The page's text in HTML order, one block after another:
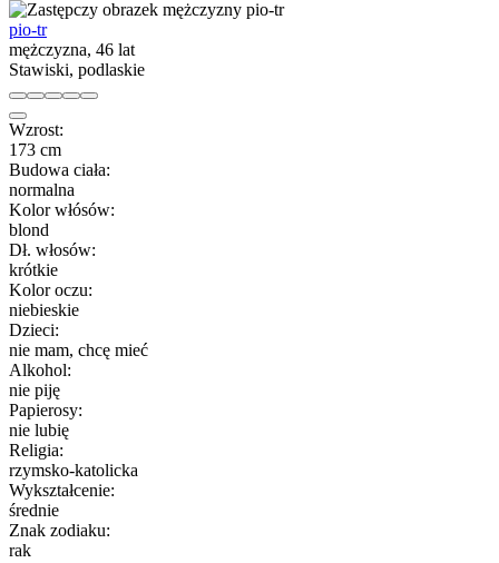
pio-tr
mężczyzna, 46 lat
Stawiski, podlaskie
Wzrost:
173 cm
Budowa ciała:
normalna
Kolor włósów:
blond
Dł. włosów:
krótkie
Kolor oczu:
niebieskie
Dzieci:
nie mam, chcę mieć
Alkohol:
nie piję
Papierosy:
nie lubię
Religia:
rzymsko-katolicka
Wykształcenie:
średnie
Znak zodiaku:
rak